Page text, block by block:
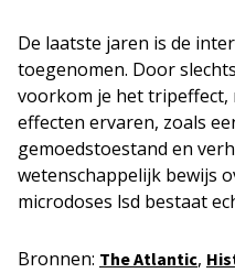
De laatste jaren is de
toegenomen. Door
voorkom je het tripeffect,
effecten ervaren, zoals
gemoedstoestand en
wetenschappelijk bewijs
microdoses lsd bestaat
Bronnen: The Atlantic,